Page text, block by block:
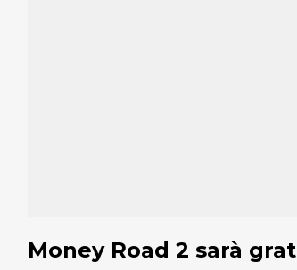
Money Road 2 sarà